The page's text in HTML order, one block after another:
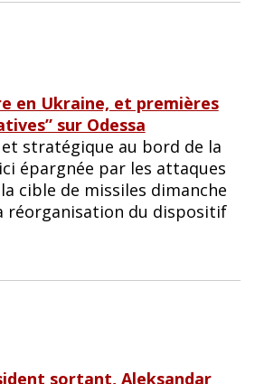
en Ukraine, et premières
sur Odessa
stratégique au bord de la
épargnée par les attaques
cible de missiles dimanche
réorganisation du dispositif
sortant, Aleksandar